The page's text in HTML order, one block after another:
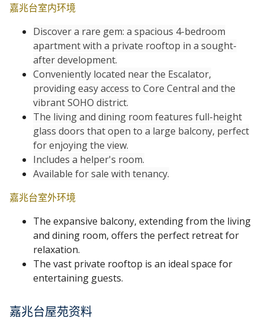
嘉兆台室内环境
Discover a rare gem: a spacious 4-bedroom
apartment with a private rooftop in a sought-
after development.
Conveniently located near the Escalator,
providing easy access to Core Central and the
vibrant SOHO district.
The living and dining room features full-height
glass doors that open to a large balcony, perfect
for enjoying the view.
Includes a helper's room.
Available for sale with tenancy.
嘉兆台室外环境
The expansive balcony, extending from the living
and dining room, offers the perfect retreat for
relaxation.
The vast private rooftop is an ideal space for
entertaining guests.
嘉兆台屋苑资料